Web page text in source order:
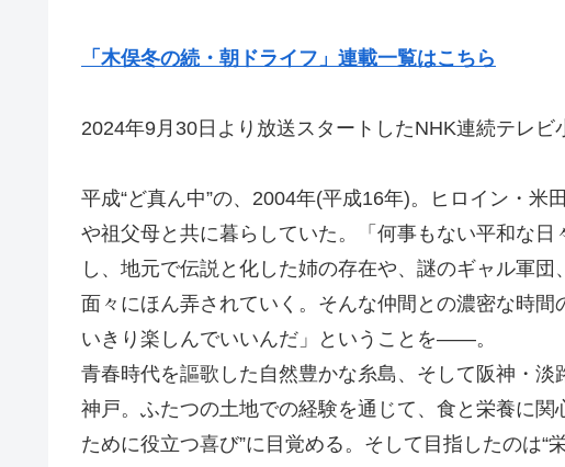
「木俣冬の続・朝ドライフ」連載一覧はこちら
2024年9月30日より放送スタートしたNHK連続テレビ
平成“ど真ん中”の、2004年(平成16年)。ヒロイン・
や祖父母と共に暮らしていた。「何事もない平和な
し、地元で伝説と化した姉の存在や、謎のギャル軍
面々にほん弄されていく。そんな仲間との濃密な時
いきり楽しんでいいんだ」ということを――。
青春時代を謳歌した自然豊かな糸島、そして阪神・
神戸。ふたつの土地での経験を通じて、食と栄養に
ために役立つ喜び”に目覚める。そして目指したのは“栄